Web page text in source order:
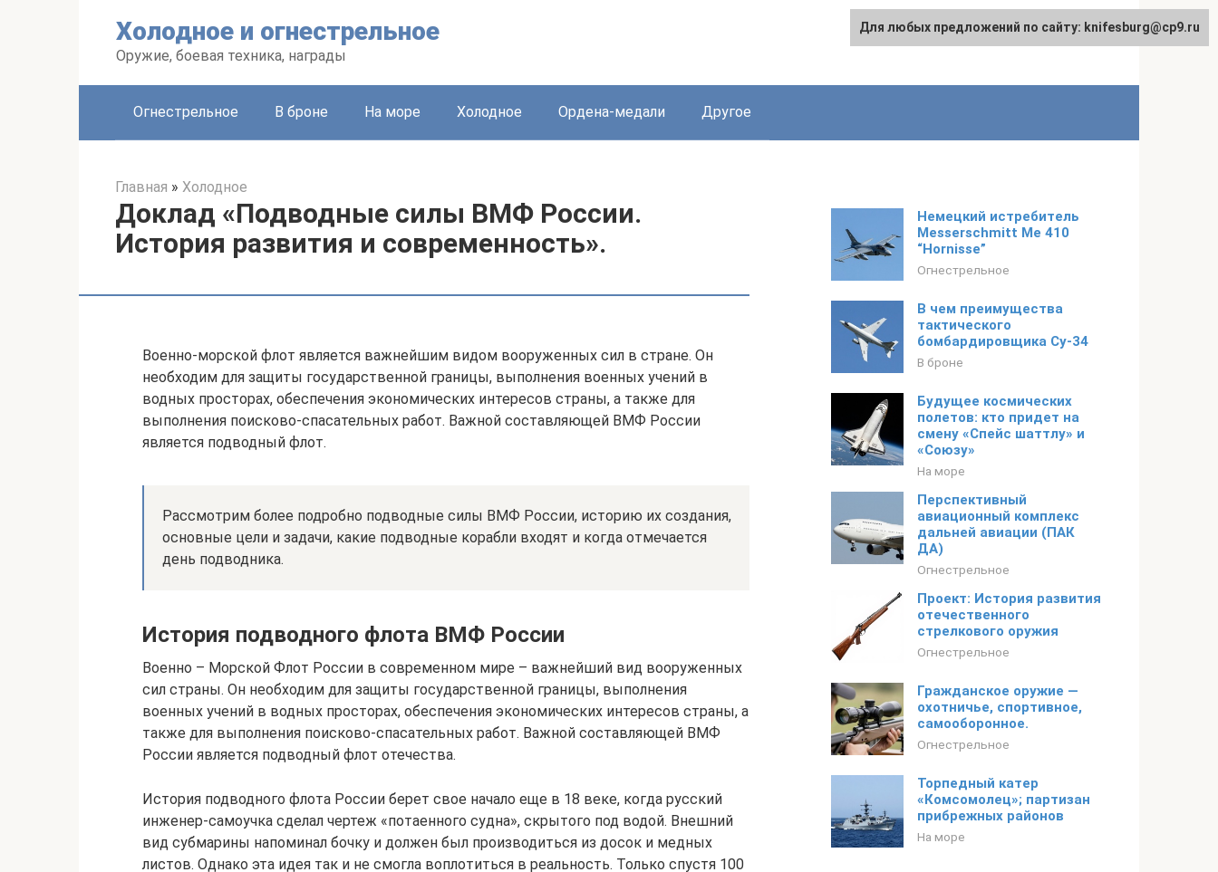
Холодное и огнестрельное
Оружие, боевая техника, награды
Огнестрельное В броне На море Холодное Ордена-медали Другое
Главная » Холодное
Доклад «Подводные силы ВМФ России.
История развития и современность».
Военно-морской флот является важнейшим видом вооруженных сил в стране. Он
необходим для защиты государственной границы, выполнения военных учений в
водных просторах, обеспечения экономических интересов страны, а также для
выполнения поисково-спасательных работ. Важной составляющей ВМФ России
является подводный флот.
Рассмотрим более подробно подводные силы ВМФ России, историю их создания,
основные цели и задачи, какие подводные корабли входят и когда отмечается
день подводника.
История подводного флота ВМФ России
Военно – Морской Флот России в современном мире – важнейший вид вооруженных
сил страны. Он необходим для защиты государственной границы, выполнения
военных учений в водных просторах, обеспечения экономических интересов страны, а
также для выполнения поисково-спасательных работ. Важной составляющей ВМФ
России является подводный флот отечества.
История подводного флота России берет свое начало еще в 18 веке, когда русский
инженер-самоучка сделал чертеж «потаенного судна», скрытого под водой. Внешний
вид субмарины напоминал бочку и должен был производиться из досок и медных
листов. Однако эта идея так и не смогла воплотиться в реальность. Только спустя 100
Немецкий истребитель
Messerschmitt Me 410
“Hornisse”
Огнестрельное
В чем преимущества
тактического
бомбардировщика Су-34
В броне
Будущее космических
полетов: кто придет на
смену «Спейс шаттлу» и
«Союзу»
На море
Перспективный
авиационный комплекс
дальней авиации (ПАК
ДА)
Огнестрельное
Проект: История развития
отечественного
стрелкового оружия
Огнестрельное
Гражданское оружие —
охотничье, спортивное,
самооборонное.
Огнестрельное
Торпедный катер
«Комсомолец»; партизан
прибрежных районов
На море
Для любых предложений по сайту: knifesburg@cp9.ru